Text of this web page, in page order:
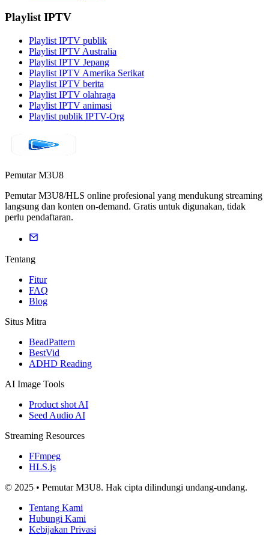
Playlist IPTV
Playlist IPTV publik
Playlist IPTV Australia
Playlist IPTV Jepang
Playlist IPTV Amerika Serikat
Playlist IPTV berita
Playlist IPTV olahraga
Playlist IPTV animasi
Playlist publik IPTV-Org
Pemutar M3U8
Pemutar M3U8/HLS online profesional yang mendukung streaming
langsung dan konten on-demand. Gratis untuk digunakan, tidak
perlu pendaftaran.
Tentang
Fitur
FAQ
Blog
Situs Mitra
BeadPattern
BestVid
ADHD Reading
AI Image Tools
Product shot AI
Seed Audio AI
Streaming Resources
FFmpeg
HLS.js
© 2025 • Pemutar M3U8. Hak cipta dilindungi undang-undang.
Tentang Kami
Hubungi Kami
Kebijakan Privasi